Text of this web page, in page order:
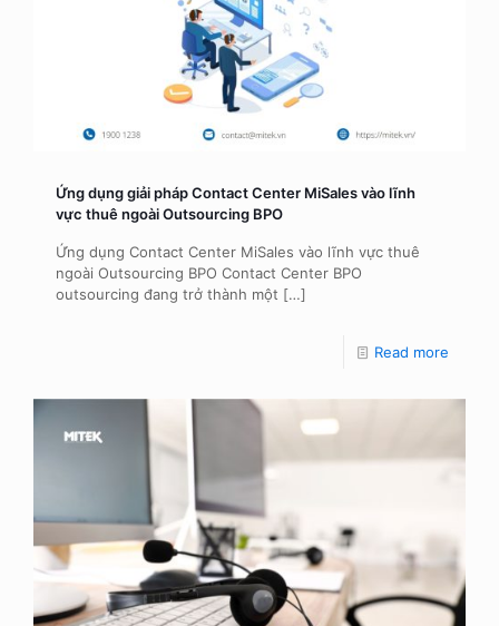
Ứng dụng giải pháp Contact Center MiSales vào lĩnh
vực thuê ngoài Outsourcing BPO
Ứng dụng Contact Center MiSales vào lĩnh vực thuê
ngoài Outsourcing BPO Contact Center BPO
outsourcing đang trở thành một […]
Read more